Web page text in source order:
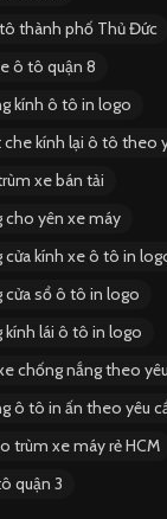
thành phố Thủ Đức
ô tô quận 8
kính ô tô in logo
che kính lại ô tô theo
xe bán tải
cho yên xe máy
cửa kính xe ô tô in
cửa sổ ô tô in logo
kính lái ô tô in logo
chống nắng theo
ô tô in ấn theo yêu
trùm xe máy rẻ HCM
quận 3